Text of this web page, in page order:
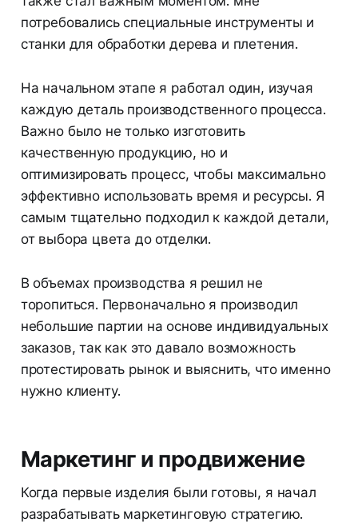
потребовались специальные инструменты и
станки для обработки дерева и плетения.
На начальном этапе я работал один, изучая
каждую деталь производственного процесса.
Важно было не только изготовить
качественную продукцию, но и
оптимизировать процесс, чтобы максимально
эффективно использовать время и ресурсы. Я
самым тщательно подходил к каждой детали,
от выбора цвета до отделки.
В объемах производства я решил не
торопиться. Первоначально я производил
небольшие партии на основе индивидуальных
заказов, так как это давало возможность
протестировать рынок и выяснить, что именно
нужно клиенту.
Маркетинг и продвижение
Когда первые изделия были готовы, я начал
разрабатывать маркетинговую стратегию.